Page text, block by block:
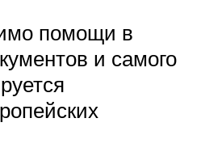
помощи в
и самого